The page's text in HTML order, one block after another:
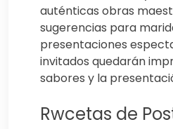
auténticas obras
sugerencias para
presentaciones
invitados quedarán
sabores y la
Rwcetas de